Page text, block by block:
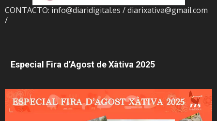
CONTACTO: info@diaridigital.es / diarixativa@gmail.com
/
Especial Fira d’Agost de Xàtiva 2025